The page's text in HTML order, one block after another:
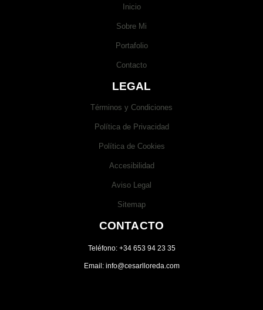
Inicio
Sobre Mi
Portafolio
Contacto
LEGAL
Términos y Condiciones
Política de Privacidad
Política de Cookies
Accesibilidad
Aviso Legal
Sitemap
CONTACTO
Teléfono: +34 653 94 23 35
Email: info@cesarlloreda.com